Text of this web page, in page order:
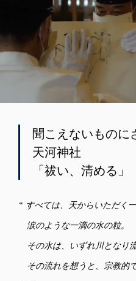
聞こえないものに
天河神社
「祓い、清める」
“ すべては、天からいただく
涙のような⼀滴の⽔の粒。
その⽔は、いずれ川となり
その流れを想うと、宗教的